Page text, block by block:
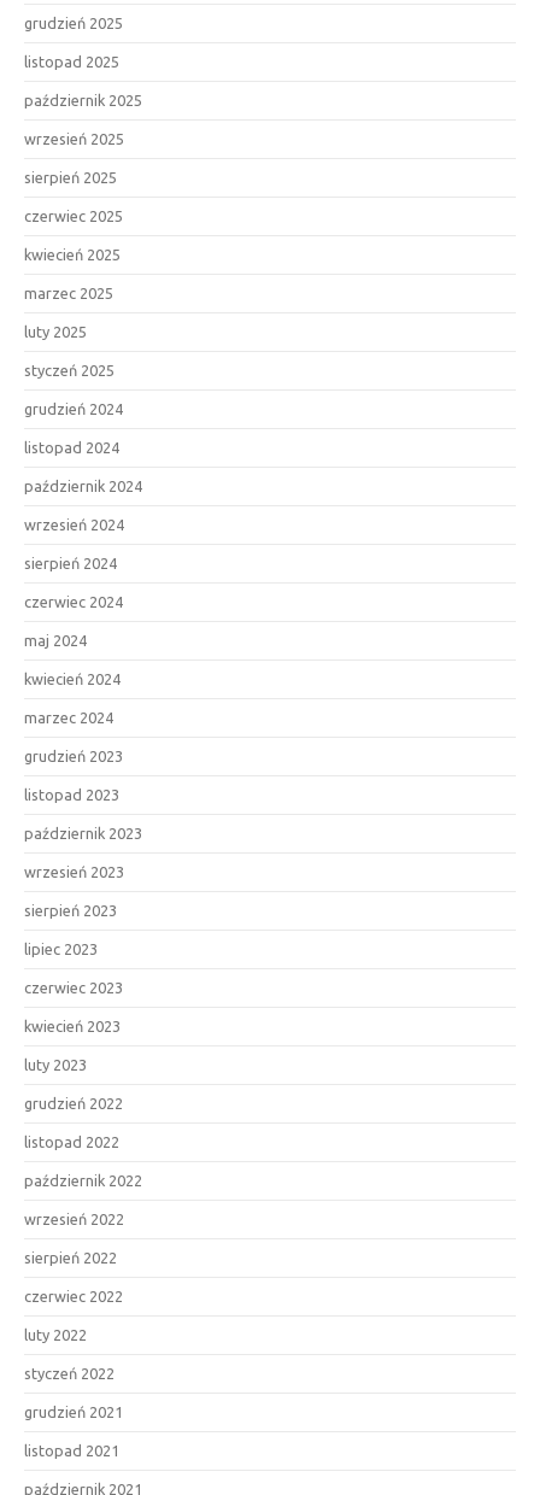
grudzień 2025
listopad 2025
październik 2025
wrzesień 2025
sierpień 2025
czerwiec 2025
kwiecień 2025
marzec 2025
luty 2025
styczeń 2025
grudzień 2024
listopad 2024
październik 2024
wrzesień 2024
sierpień 2024
czerwiec 2024
maj 2024
kwiecień 2024
marzec 2024
grudzień 2023
listopad 2023
październik 2023
wrzesień 2023
sierpień 2023
lipiec 2023
czerwiec 2023
kwiecień 2023
luty 2023
grudzień 2022
listopad 2022
październik 2022
wrzesień 2022
sierpień 2022
czerwiec 2022
luty 2022
styczeń 2022
grudzień 2021
listopad 2021
październik 2021